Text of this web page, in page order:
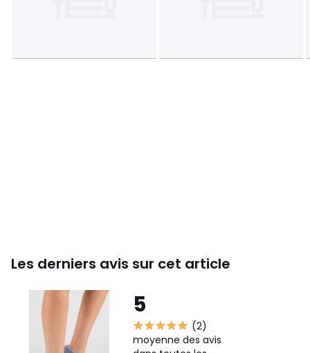
Les derniers avis sur cet article
5
(2)
moyenne des avis